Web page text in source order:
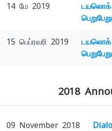
14 மே 2019
டயலொக்
15 பெப்ரவரி 2019
டயலொக்
2018
09 November 2018